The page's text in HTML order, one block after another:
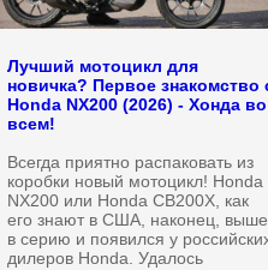
Лучший мотоцикл для
новичка? Первое знакомство
Honda NX200 (2026) - Хонда во
всем!
Всегда приятно распаковать из
коробки новый мотоцикл! Honda
NX200 или Honda CB200X, как
его знают в США, наконец,
в серию и появился у
дилеров Honda. Удалось